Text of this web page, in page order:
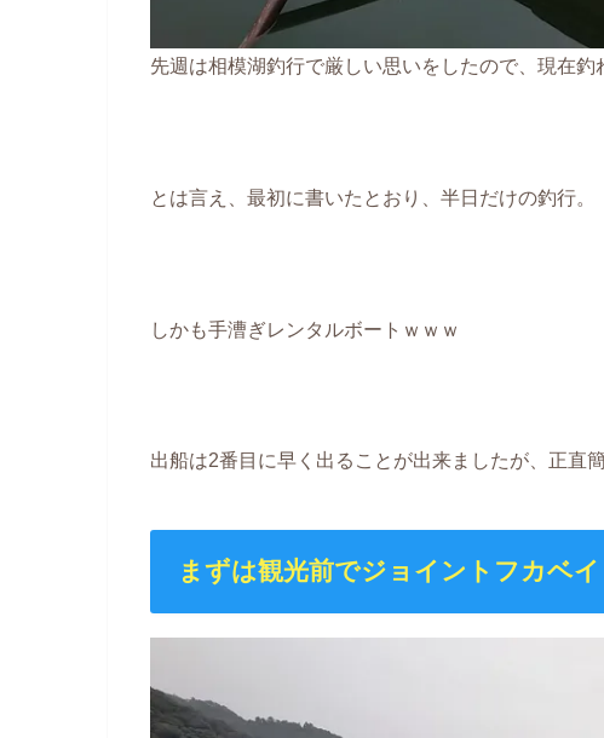
先週は相模湖釣行で厳しい思いをしたので、現在釣
とは言え、最初に書いたとおり、半日だけの釣行。
しかも手漕ぎレンタルボートｗｗｗ
出船は2番目に早く出ることが出来ましたが、正直
まずは観光前でジョイントフカベ